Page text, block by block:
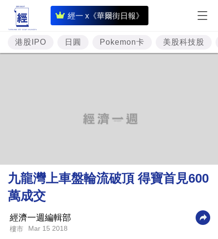
經一 x《華爾街日報》
即
時
財
經
理
財
業
科
港股IPO 日圓 Pokemon卡 美股科技股
九龍灣上車盤輪流破頂 得寶首見600
萬成交
經濟一週編輯部
樓市 Mar 15 2018